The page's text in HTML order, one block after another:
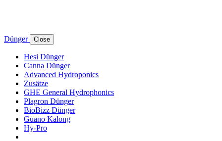
Dünger Close
Hesi Dünger
Canna Dünger
Advanced Hydroponics
Zusätze
GHE General Hydrophonics
Plagron Dünger
BioBizz Dünger
Guano Kalong
Hy-Pro